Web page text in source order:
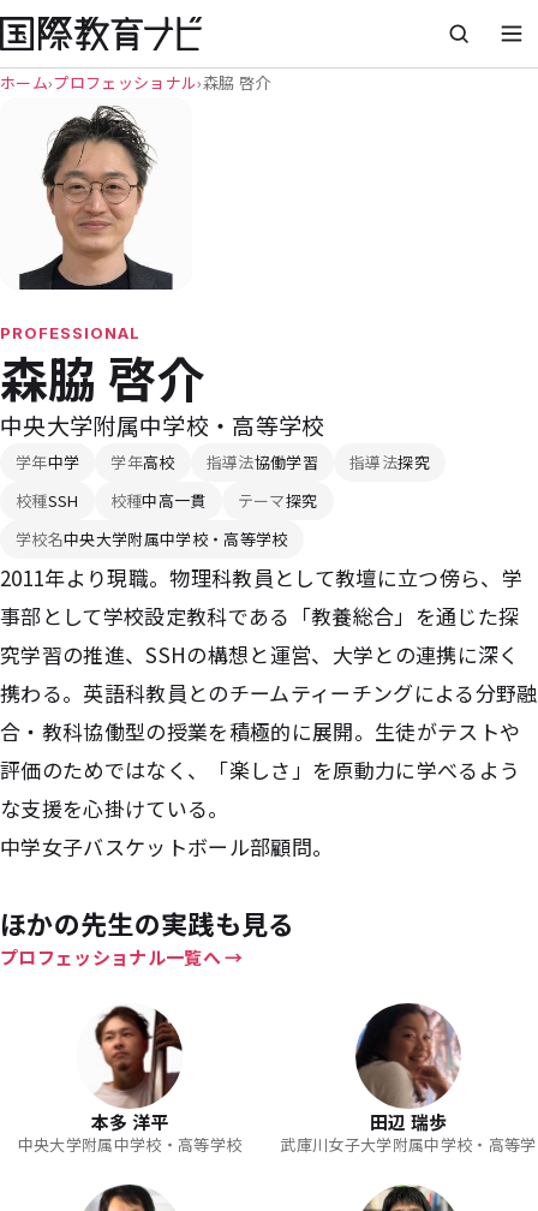
ホーム›プロフェッショナル›森脇 啓介
PROFESSIONAL
森脇 啓介
中央大学附属中学校・高等学校
学年中学 学年高校 指導法協働学習 指導法探究
校種SSH 校種中高一貫 テーマ探究
学校名中央大学附属中学校・高等学校
2011年より現職。物理科教員として教壇に立つ傍ら、学
事部として学校設定教科である「教養総合」を通じた探
究学習の推進、SSHの構想と運営、大学との連携に深く
携わる。英語科教員とのチームティーチングによる分野融
合・教科協働型の授業を積極的に展開。生徒がテストや
評価のためではなく、「楽しさ」を原動力に学べるよう
な支援を心掛けている。
中学女子バスケットボール部顧問。
ほかの先生の実践も見る
プロフェッショナル一覧へ
本多 洋平
中央大学附属中学校・高等学校
田辺 瑞歩
武庫川女子大学附属中学校・高等学